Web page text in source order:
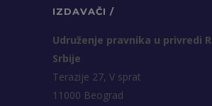
IZDAVAČI /
Udruženje pravnika u privredi
Srbije
Terazije 27, V sprat
11000 Beograd